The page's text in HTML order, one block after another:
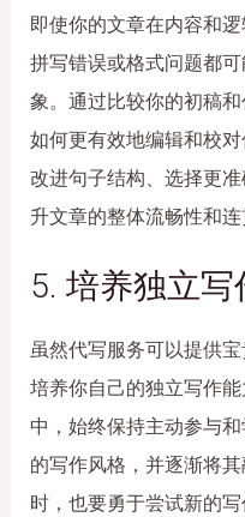
即使你的文章在内容和逻
拼写错误或格式问题都
象。通过比较你的初稿
如何更有效地编辑和校
改进句子结构、选择更
升文章的整体流畅性和连
5. 培养独立写
虽然代写服务可以提供
培养你自己的独立写作
中，始终保持主动参与
的写作风格，并逐渐将
时，也要勇于尝试新的